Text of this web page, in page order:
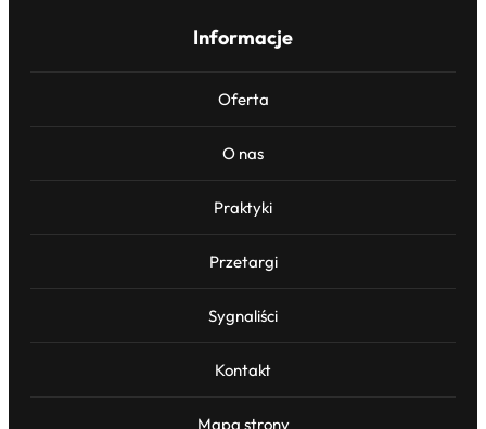
Informacje
Oferta
O nas
Praktyki
Przetargi
Sygnaliści
Kontakt
Mapa strony